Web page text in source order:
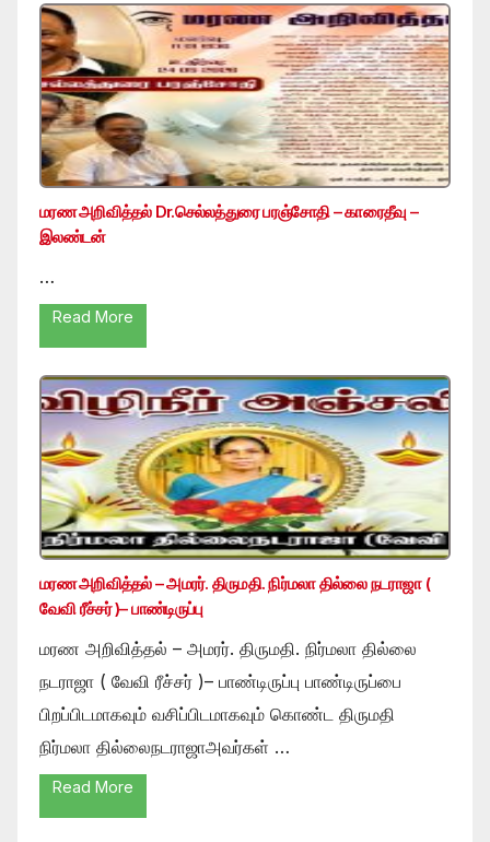
மரண அறிவித்தல் Dr.செல்லத்துரை பரஞ்சோதி – காரைதீவு –
இலண்டன்
…
Read More
மரண அறிவித்தல் – அமரர். திருமதி. நிர்மலா தில்லை நடராஜா (
வேவி ரீச்சர் )– பாண்டிருப்பு
மரண அறிவித்தல் – அமரர். திருமதி. நிர்மலா தில்லை
நடராஜா ( வேவி ரீச்சர் )– பாண்டிருப்பு பாண்டிருப்பை
பிறப்பிடமாகவும் வசிப்பிடமாகவும் கொண்ட திருமதி
நிர்மலா தில்லைநடராஜாஅவர்கள் …
Read More